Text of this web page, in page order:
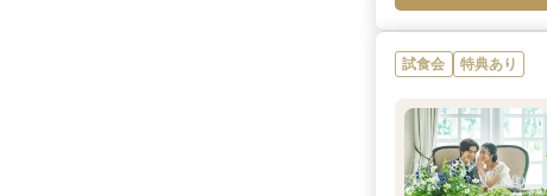
試食会 特典あり